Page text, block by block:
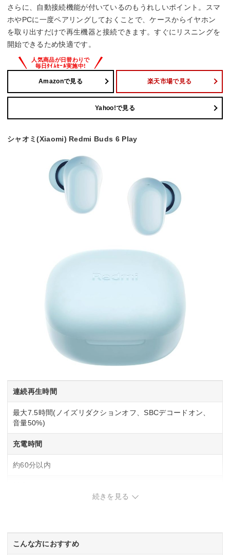
さらに、自動接続機能が付いているのもうれしいポイント。スマ
ホやPCに一度ペアリングしておくことで、ケースからイヤホン
を取り出すだけで再生機器と接続できます。すぐにリスニングを
開始できるため快適です。
Amazonで見る 楽天市場で見る
Yahoo!で見る
シャオミ(Xiaomi) Redmi Buds 6 Play
連続再生時間
最大7.5時間(ノイズリダクションオフ、SBCデコードオン、
音量50%)
充電時間
約60分以内
ブルー
続きを見る
こんな方におすすめ